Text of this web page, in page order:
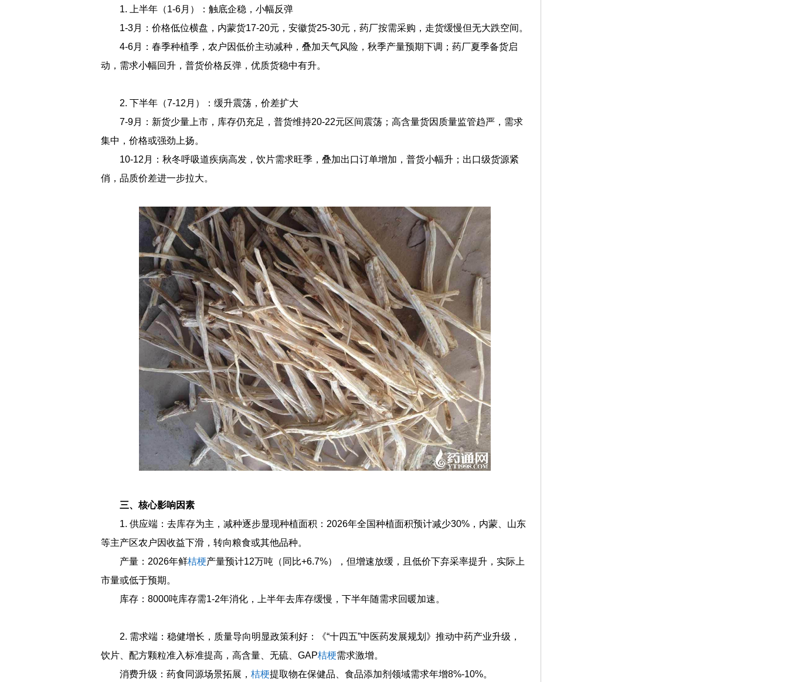
1. 上半年（1-6月）：触底企稳，小幅反弹
1-3月：价格低位横盘，内蒙货17-20元，安徽货25-30元，药厂按需采购，走货缓慢但无大跌空间。
4-6月：春季种植季，农户因低价主动减种，叠加天气风险，秋季产量预期下调；药厂夏季备货启
动，需求小幅回升，普货价格反弹，优质货稳中有升。
2. 下半年（7-12月）：缓升震荡，价差扩大
7-9月：新货少量上市，库存仍充足，普货维持20-22元区间震荡；高含量货因质量监管趋严，需求
集中，价格或强劲上扬。
10-12月：秋冬呼吸道疾病高发，饮片需求旺季，叠加出口订单增加，普货小幅升；出口级货源紧
俏，品质价差进一步拉大。
三、核心影响因素
1. 供应端：去库存为主，减种逐步显现种植面积：2026年全国种植面积预计减少30%，内蒙、山东
等主产区农户因收益下滑，转向粮食或其他品种。
产量：2026年鲜桔梗产量预计12万吨（同比+6.7%），但增速放缓，且低价下弃采率提升，实际上
市量或低于预期。
库存：8000吨库存需1-2年消化，上半年去库存缓慢，下半年随需求回暖加速。
2. 需求端：稳健增长，质量导向明显政策利好：《“十四五”中医药发展规划》推动中药产业升级，
饮片、配方颗粒准入标准提高，高含量、无硫、GAP桔梗需求激增。
消费升级：药食同源场景拓展， 桔梗提取物在保健品、食品添加剂领域需求年增8%-10%。